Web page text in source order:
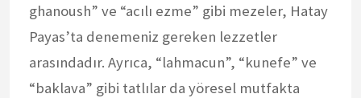
ghanoush” ve “acılı ezme” gibi mezeler, Hatay
Payas’ta denemeniz gereken lezzetler
arasındadır. Ayrıca, “lahmacun”, “kunefe” ve
“baklava” gibi tatlılar da yöresel mutfakta